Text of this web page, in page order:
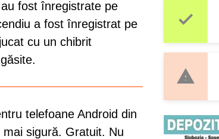
fost înregistrate pe
a fost înregistrat pe
cu un chibrit
telefoane Android din
sigură. Gratuit. Nu